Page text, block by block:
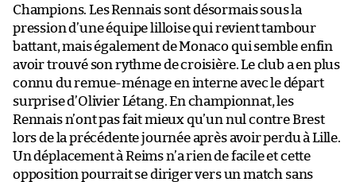
Champions. Les Rennais sont désormais sous la
pression d’une équipe lilloise qui revient tambour
battant, mais également de Monaco qui semble enfin
avoir trouvé son rythme de croisière. Le club a en plus
connu du remue-ménage en interne avec le départ
surprise d’Olivier Létang. En championnat, les
Rennais n’ont pas fait mieux qu’un nul contre Brest
lors de la précédente journée après avoir perdu à Lille.
Un déplacement à Reims n’a rien de facile et cette
opposition pourrait se diriger vers un match sans